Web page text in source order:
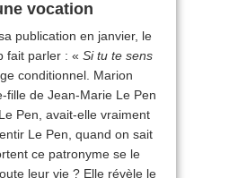
vocation
publication en janvier, le
fait parler : « Si tu te sens
conditionnel. Marion
fille de Jean-Marie Le Pen
Pen, avait-elle vraiment
Le Pen, quand on sait
ce patronyme se le
leur vie ? Elle révèle le